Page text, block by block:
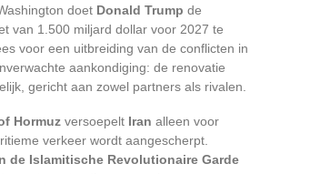
doet Donald Trump de
van 1.500 miljard dollar voor 2027 te
voor een uitbreiding van de conflicten in
aankondiging: de renovatie
gericht aan zowel partners als rivalen.
Hormuz versoepelt Iran alleen voor
verkeer wordt aangescherpt.
de Islamitische Revolutionaire Garde